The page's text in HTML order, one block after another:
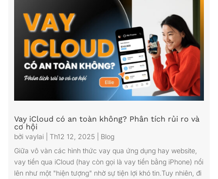
Vay iCloud có an toàn không? Phân tích rủi ro và
cơ hội
bởi vaylai Th12 12, 2025
Blog
Giữa vô vàn các hình thức vay qua ứng dụng hay website,
vay tiền qua iCloud (hay còn gọi là vay tiền bằng iPhone) nổi
lên như một "hiện tượng" nhờ sự tiện lợi khó tin.Tuy nhiên, đi